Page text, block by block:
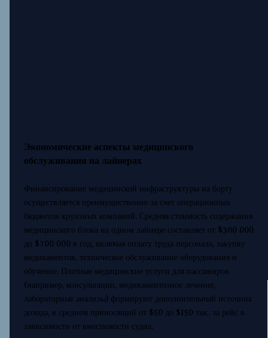
Экономические аспекты медицинского
обслуживания на лайнерах
Финансирование медицинской инфраструктуры на борту
осуществляется преимущественно за счет операционных
бюджетов круизных компаний. Средняя стоимость содержания
медицинского блока на одном лайнере составляет от $300 000
до $700 000 в год, включая оплату труда персонала, закупку
медикаментов, техническое обслуживание оборудования и
обучение. Платные медицинские услуги для пассажиров
(например, консультации, медикаментозное лечение,
лабораторные анализы) формируют дополнительный источник
дохода, в среднем приносящий от $50 до $150 тыс. за рейс в
зависимости от вместимости судна.